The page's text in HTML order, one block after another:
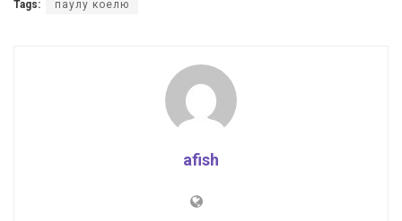
Tags: паулу коелю
afish